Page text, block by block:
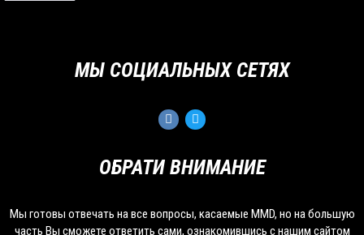
ОБРАТИ ВНИМАНИЕ
Мы готовы отвечать на все вопросы, касаемые MMD, но на большую
часть Вы сможете ответить сами, ознакомившись с нашим сайтом
МЫ СОЦИАЛЬНЫХ СЕТЯХ